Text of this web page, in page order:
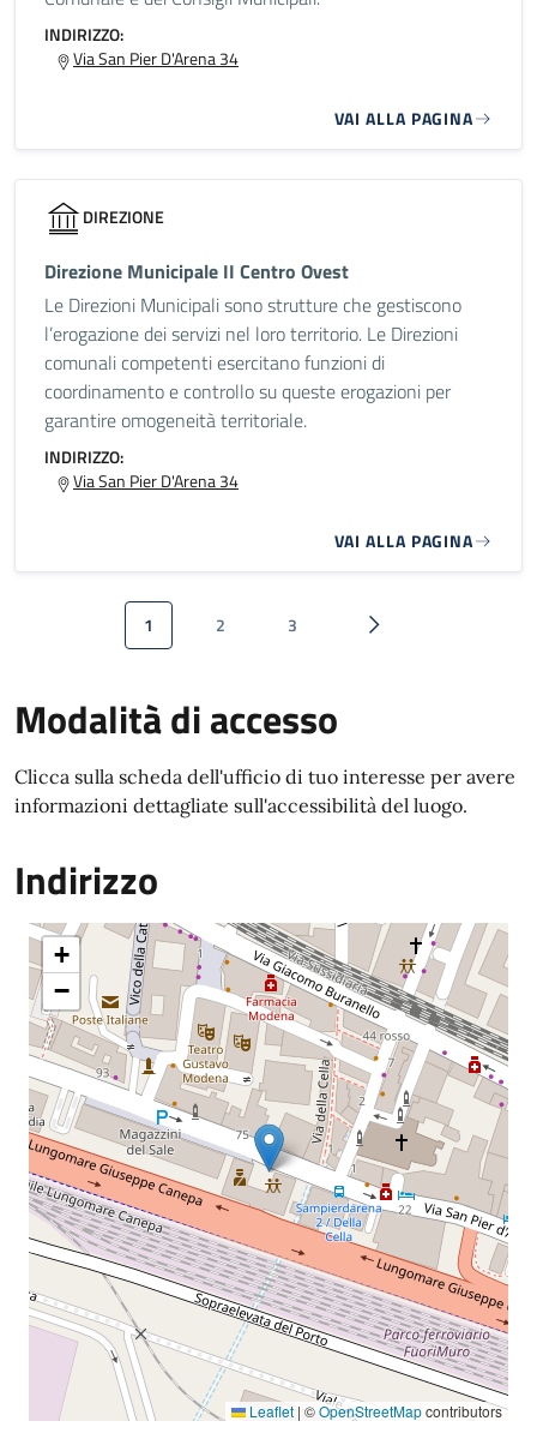
INDIRIZZO:
Via San Pier D'Arena 34
VAI ALLA PAGINA
DIREZIONE
Direzione Municipale II Centro Ovest
Le Direzioni Municipali sono strutture che gestiscono
l’erogazione dei servizi nel loro territorio. Le Direzioni
comunali competenti esercitano funzioni di
coordinamento e controllo su queste erogazioni per
garantire omogeneità territoriale.
INDIRIZZO:
Via San Pier D'Arena 34
VAI ALLA PAGINA
Paginazione
Pagina attuale
1 Pagina
2 Pagina
3 Pagina successiva
Modalità di accesso
Clicca sulla scheda dell'ufficio di tuo interesse per avere
informazioni dettagliate sull'accessibilità del luogo.
Indirizzo
+
−
Leaflet | ©OpenStreetMapcontributors